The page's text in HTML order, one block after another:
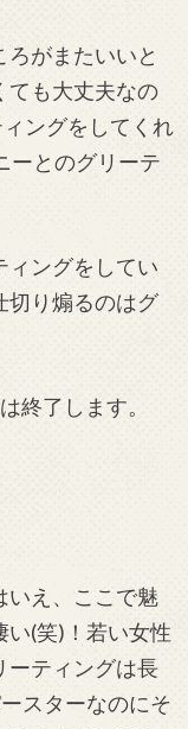
がまたいいと
ても大丈夫なの
ングをしてくれ
ーとのグリーテ
ィングをしてい
切り煽るのはグ
終了します。
いえ、ここで魅
い(笑)！若い女性
ーティングは長
スターなのにそ